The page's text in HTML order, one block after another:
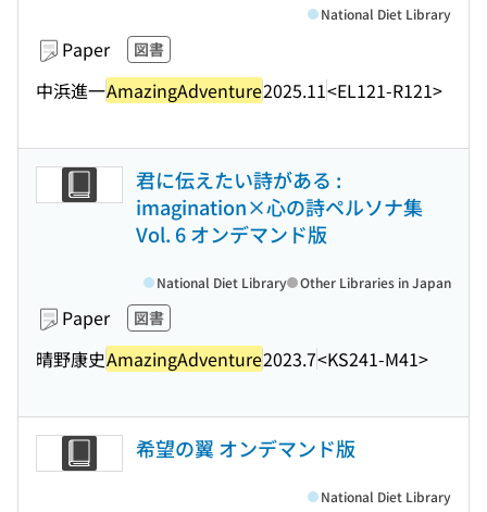
Paper 図書
中浜進一AmazingAdventure2025.11<EL121-R121>
National Diet Library
君に伝えたい詩がある :
imagination×心の詩ペルソナ集
Vol. 6 オンデマンド版
Paper 図書
晴野康史AmazingAdventure2023.7<KS241-M41>
National Diet Library Other Libraries in Japan
希望の翼 オンデマンド版
National Diet Library